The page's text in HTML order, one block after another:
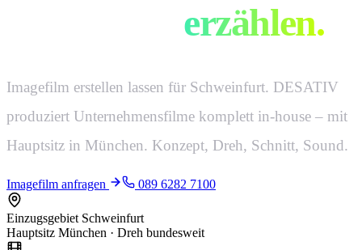
erzählen.
Imagefilm erstellen lassen für Schweinfurt. DESATIV
produziert Unternehmensfilme komplett in-house – mit
Hauptsitz in München. Konzept, Dreh, Schnitt, Sound.
Imagefilm anfragen 089 6282 7100
Einzugsgebiet Schweinfurt
Hauptsitz München · Dreh bundesweit